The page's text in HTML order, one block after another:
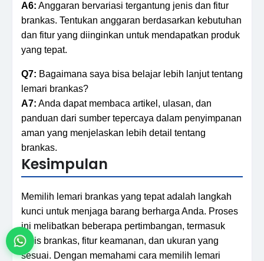
A6: Anggaran bervariasi tergantung jenis dan fitur
brankas. Tentukan anggaran berdasarkan kebutuhan
dan fitur yang diinginkan untuk mendapatkan produk
yang tepat.
Q7: Bagaimana saya bisa belajar lebih lanjut tentang
lemari brankas?
A7: Anda dapat membaca artikel, ulasan, dan
panduan dari sumber tepercaya dalam penyimpanan
aman yang menjelaskan lebih detail tentang
brankas.
Kesimpulan
Memilih lemari brankas yang tepat adalah langkah
kunci untuk menjaga barang berharga Anda. Proses
ini melibatkan beberapa pertimbangan, termasuk
jenis brankas, fitur keamanan, dan ukuran yang
sesuai. Dengan memahami cara memilih lemari